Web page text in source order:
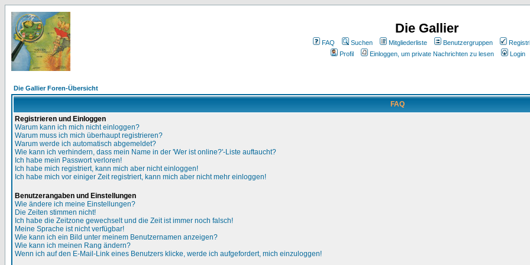
Die Gallier
FAQ Suchen Mitgliederliste Benutzergruppen
Profil
Einloggen, um private Nachrichten zu lesen Login
Die Gallier Foren-Übersicht
FAQ
Registrieren und Einloggen
Warum kann ich mich nicht einloggen?
Warum muss ich mich überhaupt registrieren?
Warum werde ich automatisch abgemeldet?
Wie kann ich verhindern, dass mein Name in der 'Wer ist online?'-Liste auftaucht?
Ich habe mein Passwort verloren!
Ich habe mich registriert, kann mich aber nicht einloggen!
Ich habe mich vor einiger Zeit registriert, kann mich aber nicht mehr einloggen!
Benutzerangaben und Einstellungen
Wie ändere ich meine Einstellungen?
Die Zeiten stimmen nicht!
Ich habe die Zeitzone gewechselt und die Zeit ist immer noch falsch!
Meine Sprache ist nicht verfügbar!
Wie kann ich ein Bild unter meinem Benutzernamen anzeigen?
Wie kann ich meinen Rang ändern?
Wenn ich auf den E-Mail-Link eines Benutzers klicke, werde ich aufgefordert, mich einzuloggen!